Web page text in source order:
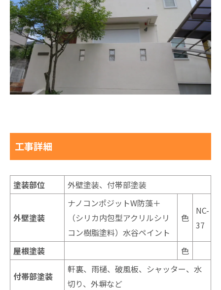
工事詳細
塗装部位 外壁塗装、付帯部塗装
外壁塗装
ナノコンポジットW防藻＋
（シリカ内包型アクリルシリ
コン樹脂塗料）水谷ペイント
色
NC-
37
屋根塗装 色
付帯部塗装
軒裏、雨樋、破風板、シャッター、水
切り、外塀など